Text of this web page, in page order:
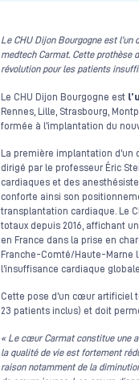
Le CHU Dijon Bourgogne est
medtech Carmat. Cette prothèse
révolution pour les patients
Le CHU Dijon Bourgogne est
Rennes, Lille, Strasbourg,
formée à l’implantation du
La première implantation
dirigé par le professeur Éric
cardiaques et des
conforte ainsi son
transplantation cardiaque. Le
totaux depuis 2016, affichant
en France dans la prise en
Franche-Comté/Haute-Marne
l’insuffisance cardiaque
Cette pose d’un cœur artificiel
23 patients inclus) et doit
« Le cœur Carmat constitue une
la qualité de vie est fortement
raison notamment de la